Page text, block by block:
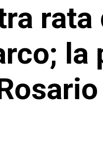
rata
la